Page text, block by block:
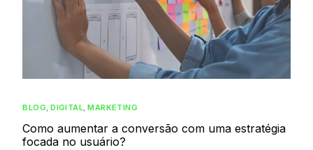
BLOG,DIGITAL,MARKETING
Como aumentar a conversão com uma estratégia
focada no usuário?